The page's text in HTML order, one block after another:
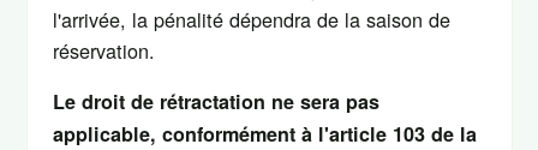
l'arrivée, la pénalité dépendra de la saison de
réservation.
Le droit de rétractation ne sera pas
applicable, conformément à l'article 103 de la